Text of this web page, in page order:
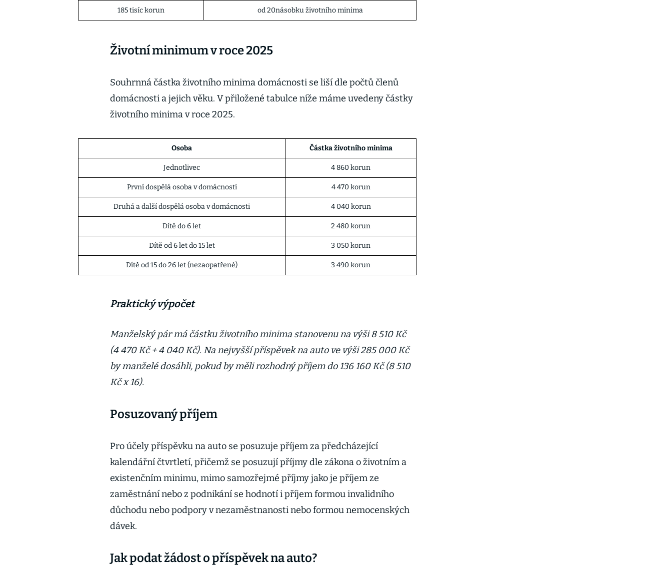
185 tisíc korun od 20násobku životního minima
Životní minimum v roce 2025
Souhrnná částka životního minima domácnosti se liší dle počtů členů
domácnosti a jejich věku. V přiložené tabulce níže máme uvedeny částky
životního minima v roce 2025.
Osoba Částka životního minima
Jednotlivec 4 860 korun
První dospělá osoba v domácnosti 4 470 korun
Druhá a další dospělá osoba v domácnosti 4 040 korun
Dítě do 6 let 2 480 korun
Dítě od 6 let do 15 let 3 050 korun
Dítě od 15 do 26 let (nezaopatřené) 3 490 korun
Praktický výpočet
Manželský pár má částku životního minima stanovenu na výši 8 510 Kč
(4 470 Kč + 4 040 Kč). Na nejvyšší příspěvek na auto ve výši 285 000 Kč
by manželé dosáhli, pokud by měli rozhodný příjem do 136 160 Kč (8 510
Kč x 16).
Posuzovaný příjem
Pro účely příspěvku na auto se posuzuje příjem za předcházející
kalendářní čtvrtletí, přičemž se posuzují příjmy dle zákona o životním a
existenčním minimu, mimo samozřejmé příjmy jako je příjem ze
zaměstnání nebo z podnikání se hodnotí i příjem formou invalidního
důchodu nebo podpory v nezaměstnanosti nebo formou nemocenských
dávek.
Jak podat žádost o příspěvek na auto?